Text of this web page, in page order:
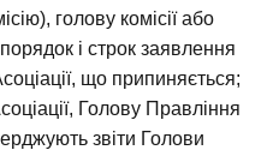
голову комісії або
і строк заявлення
що припиняється;
Голову Правління
звіти Голови